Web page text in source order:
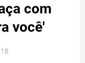
com
você'